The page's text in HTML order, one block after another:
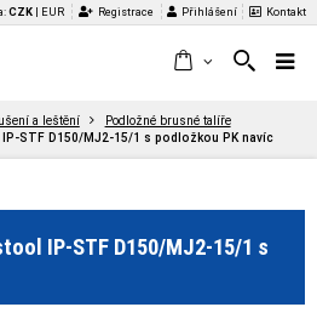
CZK EUR Registrace Přihlášení Kontakt
a leštění
Podložné brusné talíře
STF D150/MJ2-15/1 s podložkou PK navíc
IP-STF D150/MJ2-15/1 s